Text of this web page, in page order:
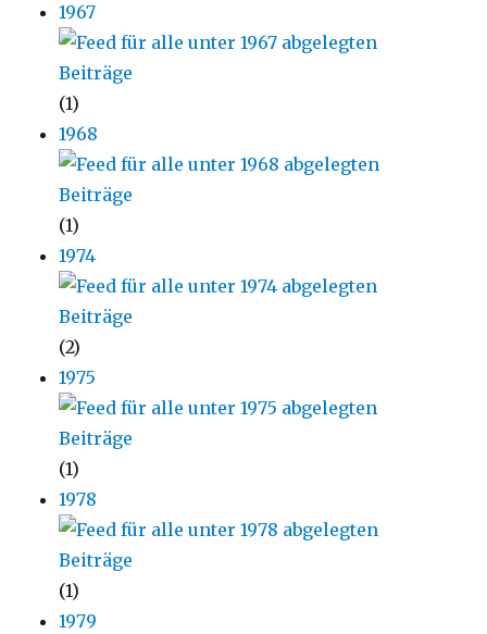
1967
(1)
1968
(1)
1974
(2)
1975
(1)
1978
(1)
1979